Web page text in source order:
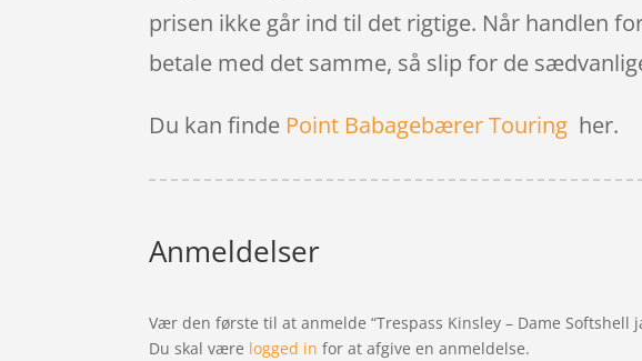
prisen ikke går ind til det rigtige. Når handlen
betale med det samme, så slip for de
Du kan finde Point Babagebærer Touring her.
Anmeldelser
Vær den første til at anmelde “Trespass Kinsley – Dame Softshell
Du skal være logged in for at afgive en anmeldelse.